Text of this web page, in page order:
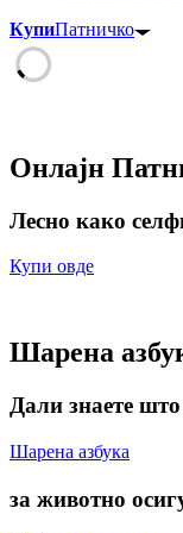
КупиПатничко
Онлајн
Лесно како
Купи овде
Шарена
Дали знаете
Шарена азбука
за животно